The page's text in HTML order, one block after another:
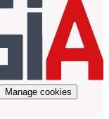
Manage cookies